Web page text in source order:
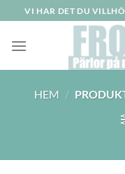
to
content
VI HAR DET DU
HEM /